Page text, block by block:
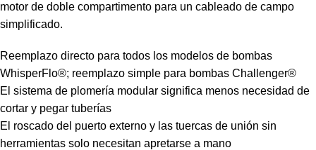
motor de doble compartimento para un cableado de campo
simplificado.
Reemplazo directo para todos los modelos de bombas
WhisperFlo®; reemplazo simple para bombas Challenger®
El sistema de plomería modular significa menos necesidad de
cortar y pegar tuberías
El roscado del puerto externo y las tuercas de unión sin
herramientas solo necesitan apretarse a mano